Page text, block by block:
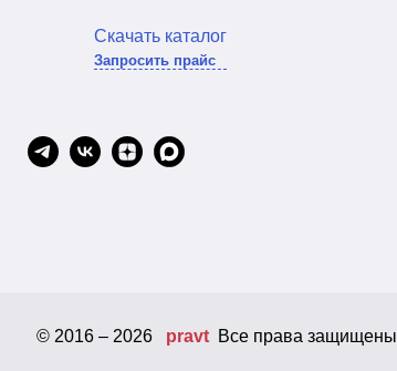
Скачать каталог
Запросить прайс
© 2016 – 2026 pravt Все права защищены